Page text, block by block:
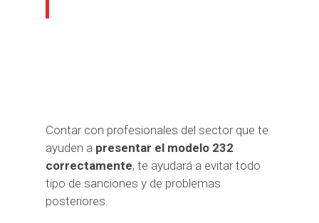
Contar con profesionales del sector que te
ayuden a presentar el modelo 232
correctamente, te ayudará a evitar todo
tipo de sanciones y de problemas
posteriores.